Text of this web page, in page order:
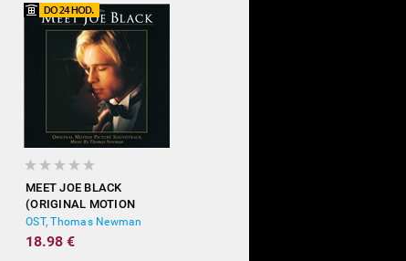
MEET JOE BLACK
(ORIGINAL MOTION
PICTURE SOUNDTRACK)
OST, Thomas Newman
18.98 €